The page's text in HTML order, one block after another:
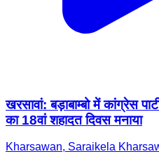
खरसावां: बड़ाबाम्बो में कांग्रेस
का 18वां शहादत दिवस मनाया
Kharsawan, Saraikela